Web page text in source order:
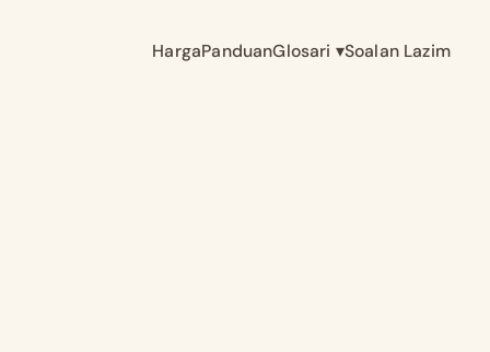
HargaPanduanGlosari ▾Soalan Lazim